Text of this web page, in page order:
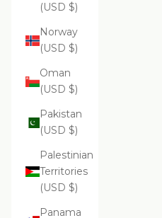
(USD $)
Norway
(USD $)
Oman
(USD $)
Pakistan
(USD $)
Palestinian
Territories
(USD $)
Panama